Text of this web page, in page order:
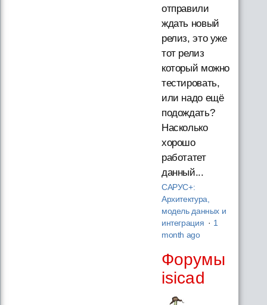
отправили
ждать новый
релиз, это уже
тот релиз
который можно
тестировать,
или надо ещё
подождать?
Насколько
хорошо
работатет
данный...
САРУС+:
Архитектура,
модель данных и
интеграция · 1
month ago
Форумы
isicad